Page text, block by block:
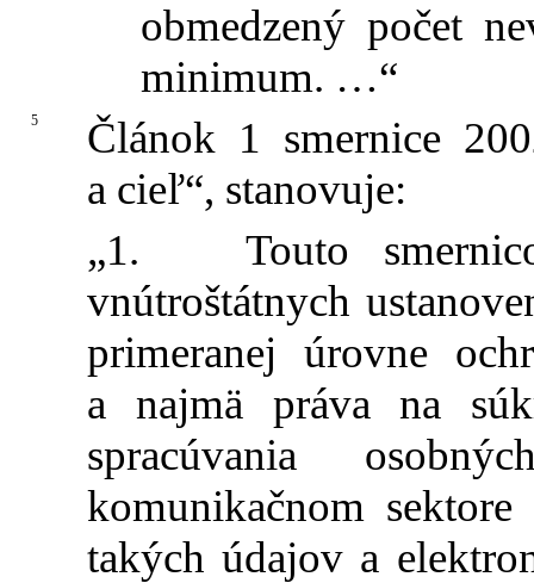
obmedzený počet
minimum. …“
5
Článok 1 smernice
a cieľ“, stanovuje:
„1. Touto
vnútroštátnych
primeranej úrovne
a najmä práva na
spracúvania
komunikačnom
takých údajov a